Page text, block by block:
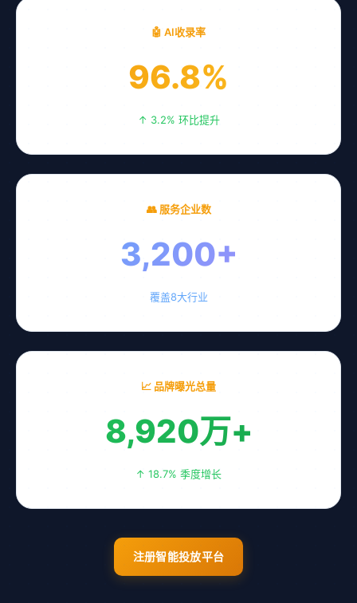
🤖 AI收录率
96.8%
↑ 3.2% 环比提升
👥 服务企业数
3,200+
覆盖8大行业
📈 品牌曝光总量
8,920万+
↑ 18.7% 季度增长
注册智能投放平台